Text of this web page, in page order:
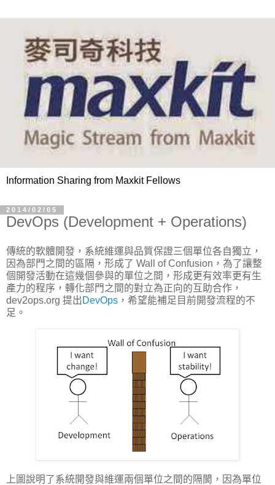
Information Sharing from Maxkit Fellows
2014/02/05
DevOps (Development + Operations)
傳統的軟體開發，系統維運與品質保證三個單位各自獨立，
因為部門之間的區隔，形成了 Wall of Confusion，為了讓整
個開發活動在這幾個參與的單位之間，形成更有效率更有生
產力的程序，轉化部門之間的對立為正向的互助合作，
dev2ops.org 提出DevOps ，希望能補足目前開發流程的不
足。
上圖說明了系統開發與維運兩個單位之間的隔閡，因為單位